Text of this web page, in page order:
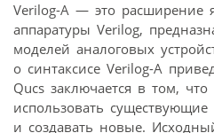
Verilog-A — это расширение
аппаратуры Verilog,
моделей аналоговых
о синтаксисе Verilog-A
Qucs заключается в том,
использовать
и создавать новые.